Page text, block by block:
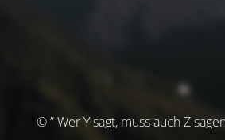
© ” Wer Y sagt, muss auch Z